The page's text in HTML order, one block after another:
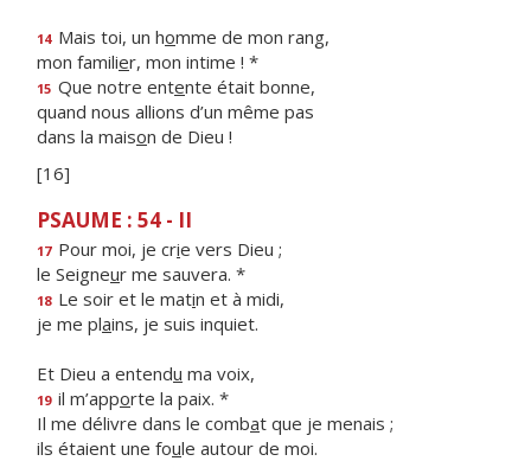
14 Mais toi, un homme de mon rang,
mon familier, mon intime ! *
15 Que notre entente était bonne,
quand nous allions d’un même pas
dans la maison de Dieu !
[16]
PSAUME : 54 - II
17 Pour moi, je crie vers Dieu ;
le Seigneur me sauvera. *
18 Le soir et le matin et à midi,
je me plains, je suis inquiet.
Et Dieu a entendu ma voix,
19 il m’apporte la paix. *
Il me délivre dans le combat que je menais ;
ils étaient une foule autour de moi.